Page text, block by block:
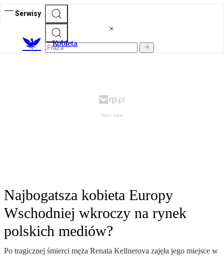
Serwisy
Kobieta
Najbogatsza kobieta Europy
Wschodniej wkroczy na rynek
polskich mediów?
Po tragicznej śmierci męża Renata Kellnerova zajęła jego miejsce w